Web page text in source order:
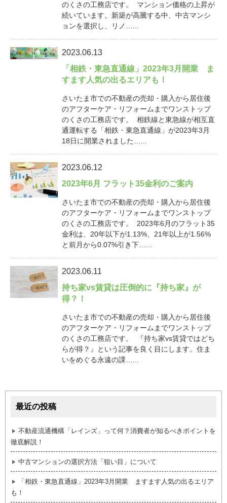
のくさの工務店です。 マンション価格の上昇が
続いています。新築が高騰する中、中古マンシ
ョンを選択し、リノ…...
2023.06.13
「相鉄・東急直通線」2023年3月開業 ま
すます人気の出るエリアも！
さいたま市での不動産の売却・購入から居住後
のアフターケア・リフォームまでワンストップ
のくさの工務店です。 相鉄線と東急線が相互直
通運転する「相鉄・東急直通線」が2023年3月
18日に開業されました…...
2023.06.12
2023年6月 フラット35金利のご案内
さいたま市での不動産の売却・購入から居住後
のアフターケア・リフォームまでワンストップ
のくさの工務店です。 2023年6月のフラット35
金利は、20年以下が1.13%、21年以上が1.56%
と前月から0.07%引き下…...
2023.06.11
持ち家vs賃貸は圧倒的に『持ち家』が
得？！
さいたま市での不動産の売却・購入から居住後
のアフターケア・リフォームまでワンストップ
のくさの工務店です。 『持ち家vs賃貸ではどち
らが得？』という記事を良く目にします。住ま
いをめぐる永遠の課…...
最近の投稿
不動産流通機構「レインズ」って何？消費者が知るべきポイントを
徹底解説！
中古マンションの選択方法「狙い目」について
「相鉄・東急直通線」2023年3月開業 ますます人気の出るエリア
も！